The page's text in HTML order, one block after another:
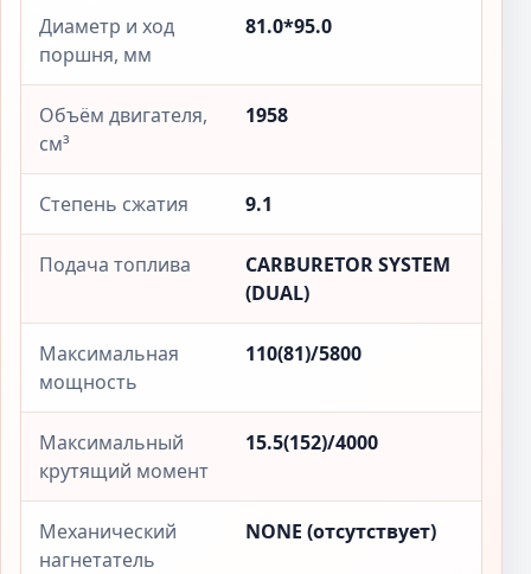
Диаметр и ход
поршня, мм
81.0*95.0
Объём двигателя,
см³
1958
Степень сжатия 9.1
Подача топлива
CARBURETOR SYSTEM
(DUAL)
Максимальная
мощность
110(81)/5800
Максимальный
крутящий момент
15.5(152)/4000
Механический
нагнетатель
NONE (отсутствует)